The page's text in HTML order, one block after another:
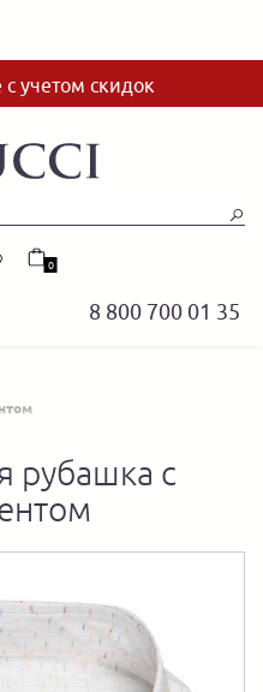
с учетом скидок
8 800 700 01 35
0
рубашка с